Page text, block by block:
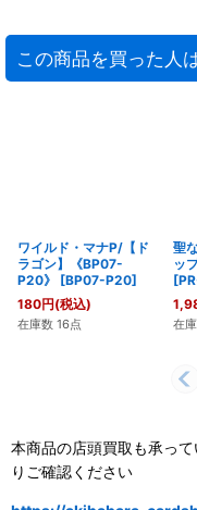
この商品を買った人
ワイルド・マナP/【ド
ラゴン】《BP07-
P20》
[BP07-P20]
180円(税込)
在庫数 16点
聖
ッ
[
在
本商品の店頭買取も承っ
りご確認ください